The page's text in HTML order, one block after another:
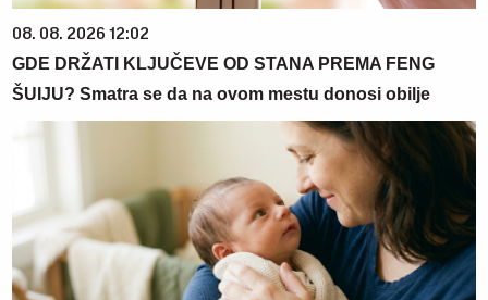
08. 08. 2026 12:02
GDE DRŽATI KLJUČEVE OD STANA PREMA FENG
ŠUIJU? Smatra se da na ovom mestu donosi obilje